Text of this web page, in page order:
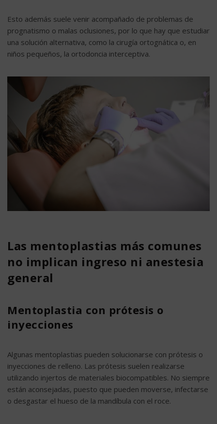
Esto además suele venir acompañado de problemas de
prognatismo o malas oclusiones, por lo que hay que estudiar
una solución alternativa, como la cirugía ortognática o, en
niños pequeños, la ortodoncia interceptiva.
Las mentoplastias más comunes
no implican ingreso ni anestesia
general
Mentoplastia con prótesis o
inyecciones
Algunas mentoplastias pueden solucionarse con prótesis o
inyecciones de relleno. Las prótesis suelen realizarse
utilizando injertos de materiales biocompatibles. No siempre
están aconsejadas, puesto que pueden moverse, infectarse
o desgastar el hueso de la mandíbula con el roce.